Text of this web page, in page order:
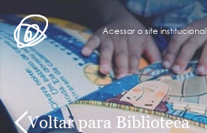
Acessar o site institucional
Voltar para Biblioteca